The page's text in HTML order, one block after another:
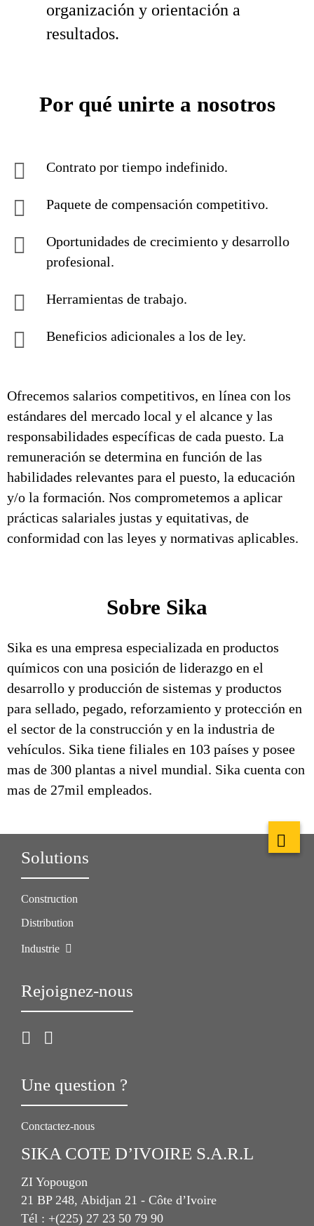
organización y orientación a
resultados.
Por qué unirte a nosotros
Contrato por tiempo indefinido.
Paquete de compensación competitivo.
Oportunidades de crecimiento y desarrollo
profesional.
Herramientas de trabajo.
Beneficios adicionales a los de ley.
Ofrecemos salarios competitivos, en línea con los
estándares del mercado local y el alcance y las
responsabilidades específicas de cada puesto. La
remuneración se determina en función de las
habilidades relevantes para el puesto, la educación
y/o la formación. Nos comprometemos a aplicar
prácticas salariales justas y equitativas, de
conformidad con las leyes y normativas aplicables.
Sobre Sika
Sika es una empresa especializada en productos
químicos con una posición de liderazgo en el
desarrollo y producción de sistemas y productos
para sellado, pegado, reforzamiento y protección en
el sector de la construcción y en la industria de
vehículos. Sika tiene filiales en 103 países y posee
mas de 300 plantas a nivel mundial. Sika cuenta con
mas de 27mil empleados.
Solutions
Construction
Distribution
Industrie
Rejoignez-nous
Une question ?
Conctactez-nous
SIKA COTE D’IVOIRE S.A.R.L
ZI Yopougon
21 BP 248, Abidjan 21 - Côte d’Ivoire
Tél : +(225) 27 23 50 79 90